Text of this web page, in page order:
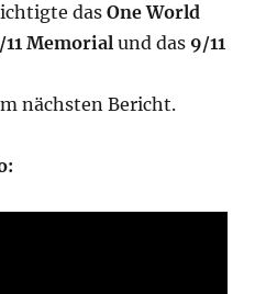
dasOne World
11 Memorial und das 9/11
nächsten Bericht.